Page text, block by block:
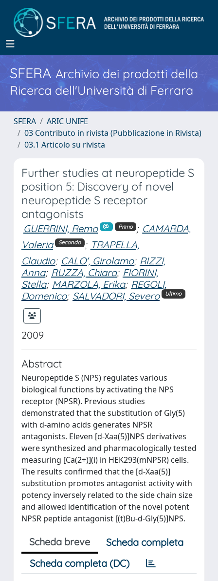
SFERA Archivio dei prodotti della
Ricerca dell'Università di Ferrara
SFERA
ARIC UNIFE
03 Contributo in rivista (Pubblicazione in Rivista)
03.1 Articolo su rivista
Further studies at neuropeptide S
position 5: Discovery of novel
neuropeptide S receptor
antagonists
GUERRINI, Remo Primo ; CAMARDA,
Valeria
Secondo ; TRAPELLA,
Claudio; CALO', Girolamo; RIZZI,
Anna; RUZZA, Chiara; FIORINI,
Stella; MARZOLA, Erika; REGOLI,
Domenico; SALVADORI, Severo Ultimo
2009
Abstract
Neuropeptide S (NPS) regulates various
biological functions by activating the NPS
receptor (NPSR). Previous studies
demonstrated that the substitution of Gly(5)
with d-amino acids generates NPSR
antagonists. Eleven [d-Xaa(5)]NPS derivatives
were synthesized and pharmacologically tested
measuring [Ca(2+)](i) in HEK293(mNPSR) cells.
The results confirmed that the [d-Xaa(5)]
substitution promotes antagonist activity with
potency inversely related to the side chain size
and allowed identification of the novel potent
NPSR peptide antagonist [(t)Bu-d-Gly(5)]NPS.
Scheda breve
Scheda completa
Scheda completa (DC)